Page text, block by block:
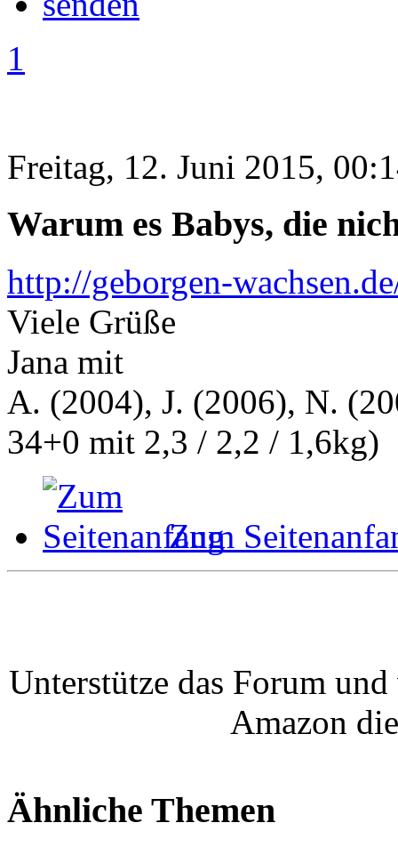
1
Freitag, 12. Juni 2015,
Warum es Babys, die
http://geborgen-
Viele Grüße
Jana mit
A. (2004), J. (2006), N.
34+0 mit 2,3 / 2,2 / 1,6kg)
Zum
Unterstütze das Forum
Amazon
Ähnliche Themen